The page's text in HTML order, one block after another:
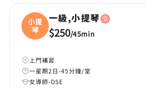
小提
琴
一級,小提琴
$250/45min
上門補習
一星期2日-45分鐘/堂
女導師-DSE